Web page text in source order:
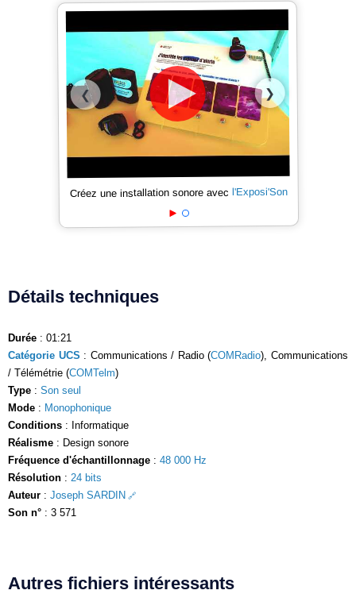
❮ ❯
Créez une installation sonore avec l'Exposi'Son
Détails techniques
Durée : 01:21
Catégorie UCS : Communications / Radio (COMRadio), Communications
/ Télémétrie (COMTelm)
Type : Son seul
Mode : Monophonique
Conditions : Informatique
Réalisme : Design sonore
Fréquence d'échantillonnage : 48 000 Hz
Résolution : 24 bits
Auteur : Joseph SARDIN
Son n° : 3 571
Autres fichiers intéressants